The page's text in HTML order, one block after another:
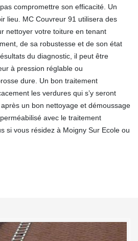
compromettre son efficacité. Un
lieu. MC Couvreur 91 utilisera des
nettoyer votre toiture en tenant
de sa robustesse et de son état
du diagnostic, il peut être
à pression réglable ou
dure. Un bon traitement
les verdures qui s’y seront
après un bon nettoyage et démoussage
avec le traitement
si vous résidez à Moigny Sur Ecole ou